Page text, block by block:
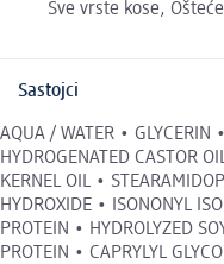
Sve vrste kose,
Sastojci
AQUA / WATER • GLYCERIN
HYDROGENATED CASTOR
KERNEL OIL •
HYDROXIDE • ISONONYL
PROTEIN • HYDROLYZED
PROTEIN • CAPRYLYL